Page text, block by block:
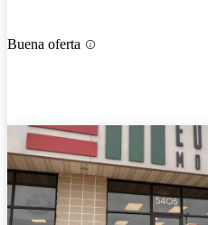
Buena oferta